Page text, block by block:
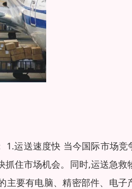
1.运送速度快 当今国际市场
抓住市场机会。同时,运送急
主要有电脑、精密部件、电